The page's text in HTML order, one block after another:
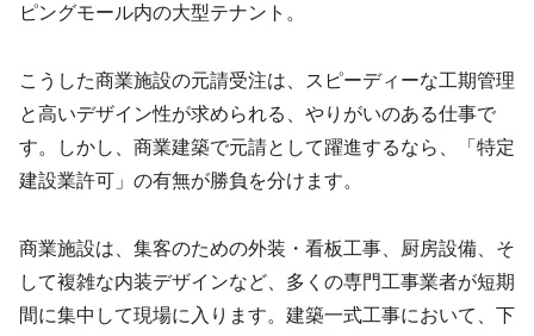
ピングモール内の大型テナント。
こうした商業施設の元請受注は、スピーディーな工期管理
と高いデザイン性が求められる、やりがいのある仕事で
す。しかし、商業建築で元請として躍進するなら、「特定
建設業許可」の有無が勝負を分けます。
商業施設は、集客のための外装・看板工事、厨房設備、そ
して複雑な内装デザインなど、多くの専門工事業者が短期
間に集中して現場に入ります。建築一式工事において、下